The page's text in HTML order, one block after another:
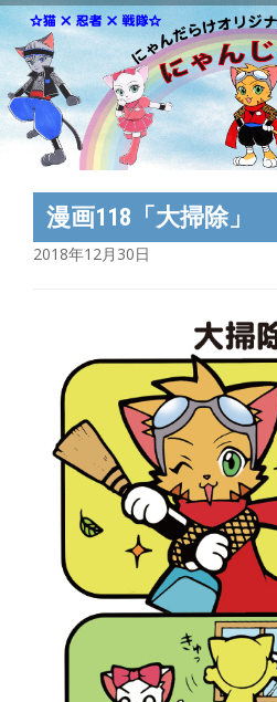
漫画118「大掃除」
2018年12月30日